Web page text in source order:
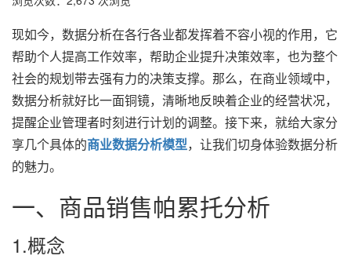
现如今，数据分析在各行各业都发挥着不容小视的作用，它
帮助个人提高工作效率，帮助企业提升决策效率，也为整个
社会的规划带去强有力的决策支撑。那么，在商业领域中，
数据分析就好比一面铜镜，清晰地反映着企业的经营状况，
提醒企业管理者时刻进行计划的调整。接下来，就给大家分
享几个具体的商业数据分析模型，让我们切身体验数据分析
的魅力。
一、商品销售帕累托分析
1.概念